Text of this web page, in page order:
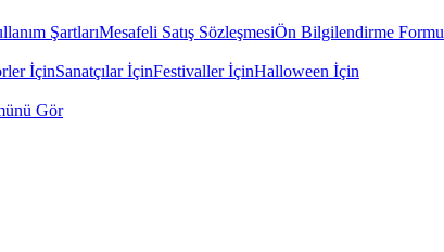
ŞartlarıMesafeli Satış SözleşmesiÖn Bilgilendirme Formu
İçinSanatçılar İçinFestivaller İçinHalloween İçin
Gör